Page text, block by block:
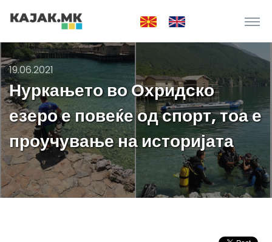
19.06.2021
Нуркањето во Охридско
езеро е повеќе од спорт, тоа е
проучување на историјата